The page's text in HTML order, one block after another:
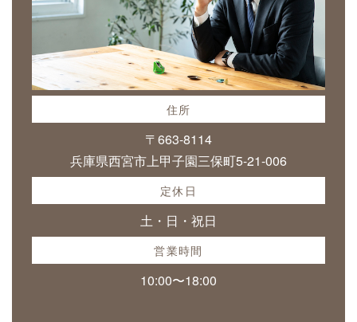
住所
〒663-8114
兵庫県西宮市上甲子園三保町5-21-006
定休日
土・日・祝日
営業時間
10:00〜18:00